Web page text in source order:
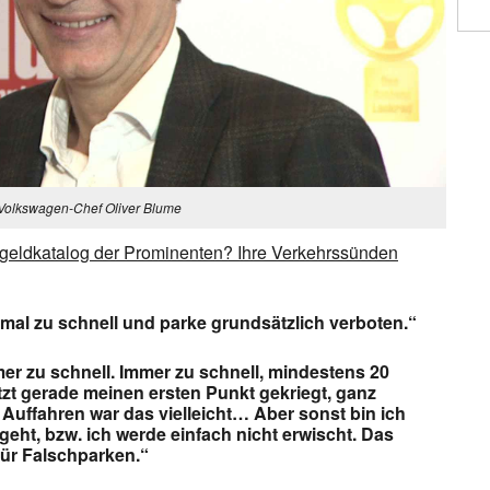
Chef Oliver Blume
der Prominenten? Ihre Verkehrssünden
zu schnell und parke grundsätzlich verboten.“
zu schnell. Immer zu schnell, mindestens 20
gerade meinen ersten Punkt gekriegt, ganz
war das vielleicht… Aber sonst bin ich
bzw. ich werde einfach nicht erwischt. Das
Falschparken.“